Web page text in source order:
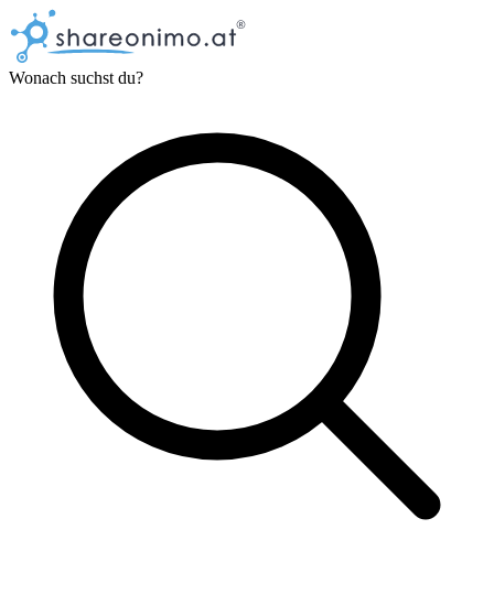
Wonach suchst du?